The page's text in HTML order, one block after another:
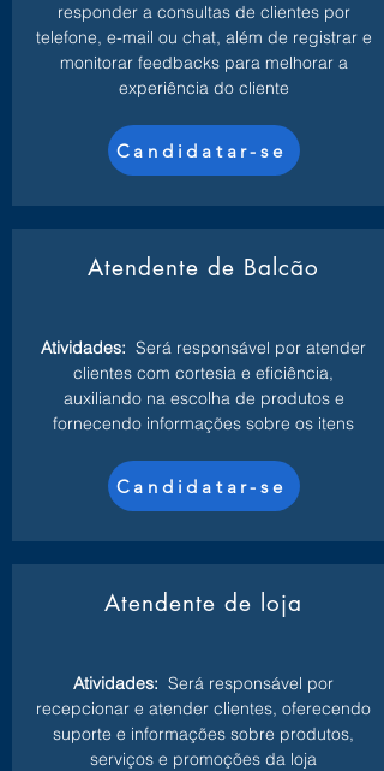
responder a consultas de clientes por
telefone, e-mail ou chat, além de registrar e
monitorar feedbacks para melhorar a
experiência do cliente
Candidatar-se
Atendente de Balcão
Atividades: Será responsável por atender
clientes com cortesia e eficiência,
auxiliando na escolha de produtos e
fornecendo informações sobre os itens
Candidatar-se
Atendente de loja
Atividades: Será responsável por
recepcionar e atender clientes, oferecendo
suporte e informações sobre produtos,
serviços e promoções da loja